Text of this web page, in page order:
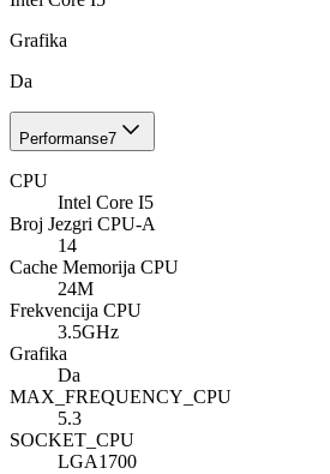
Grafika
Da
Performanse7
CPU
Intel Core I5
Broj Jezgri CPU-A
14
Cache Memorija CPU
24M
Frekvencija CPU
3.5GHz
Grafika
Da
MAX_FREQUENCY_CPU
5.3
SOCKET_CPU
LGA1700